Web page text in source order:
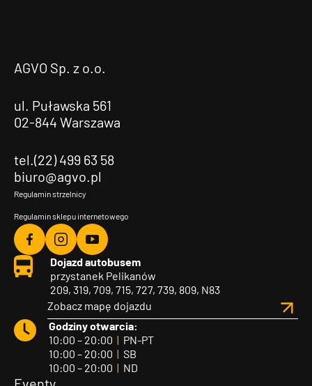
AGVO Sp. z o.o.
ul. Puławska 561
02-844 Warszawa
tel.(22) 499 63 58
biuro@agvo.pl
Regulamin strzelnicy
Regulamin sklepu internetowego
Agvo
Facebook
Agvo
Instagram
Agvo
YouTube
Dojazd autobusem
przystanek Pelikanów
209, 319, 709, 715, 727, 739, 809, N83
Zobacz mapę dojazdu
Godziny otwarcia:
10:00 – 20:00 | PN-PT
10:00 – 20:00 | SB
10:00 – 20:00 | ND